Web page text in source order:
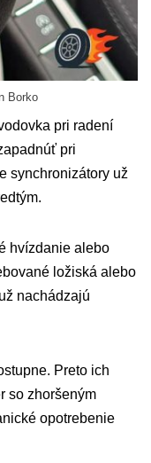
Borko
pri radení
pri
synchronizátory už
hvízdanie alebo
ložiská alebo
nachádzajú
Preto ich
so zhoršeným
opotrebenie